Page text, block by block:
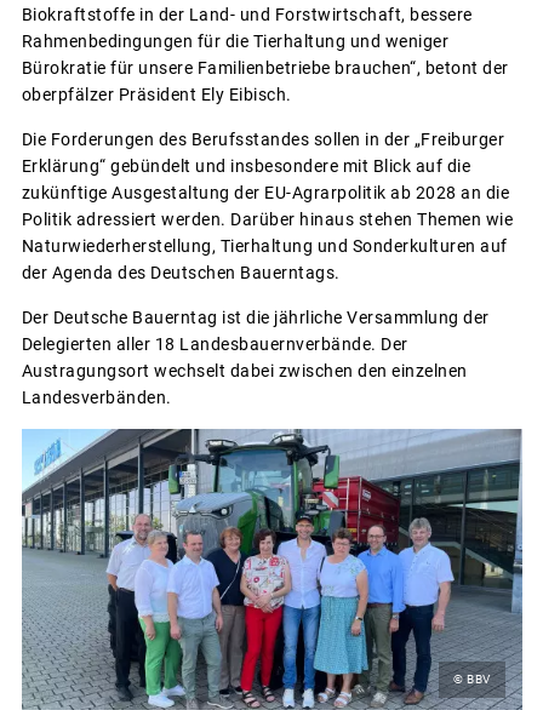
Biokraftstoffe in der Land- und Forstwirtschaft, bessere
Rahmenbedingungen für die Tierhaltung und weniger
Bürokratie für unsere Familienbetriebe brauchen“, betont der
oberpfälzer Präsident Ely Eibisch.
Die Forderungen des Berufsstandes sollen in der „Freiburger
Erklärung“ gebündelt und insbesondere mit Blick auf die
zukünftige Ausgestaltung der EU-Agrarpolitik ab 2028 an die
Politik adressiert werden. Darüber hinaus stehen Themen wie
Naturwiederherstellung, Tierhaltung und Sonderkulturen auf
der Agenda des Deutschen Bauerntags.
Der Deutsche Bauerntag ist die jährliche Versammlung der
Delegierten aller 18 Landesbauernverbände. Der
Austragungsort wechselt dabei zwischen den einzelnen
Landesverbänden.
© BBV